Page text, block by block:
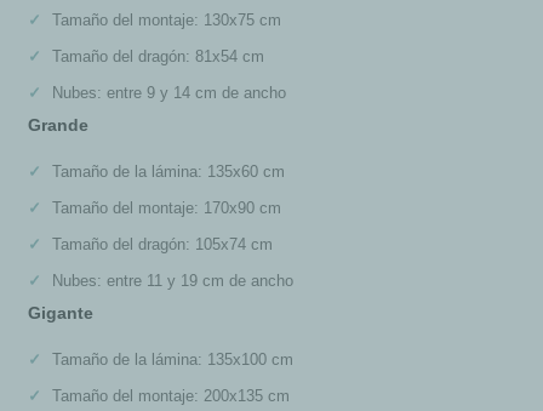
Tamaño del montaje: 130x75 cm
Tamaño del dragón: 81x54 cm
Nubes: entre 9 y 14 cm de ancho
Grande
Tamaño de la lámina: 135x60 cm
Tamaño del montaje: 170x90 cm
Tamaño del dragón: 105x74 cm
Nubes: entre 11 y 19 cm de ancho
Gigante
Tamaño de la lámina: 135x100 cm
Tamaño del montaje: 200x135 cm